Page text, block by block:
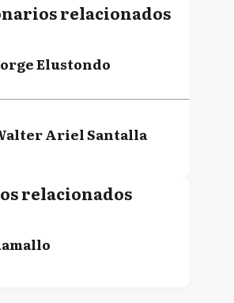
relacionados
Elustondo
Ariel Santalla
relacionados